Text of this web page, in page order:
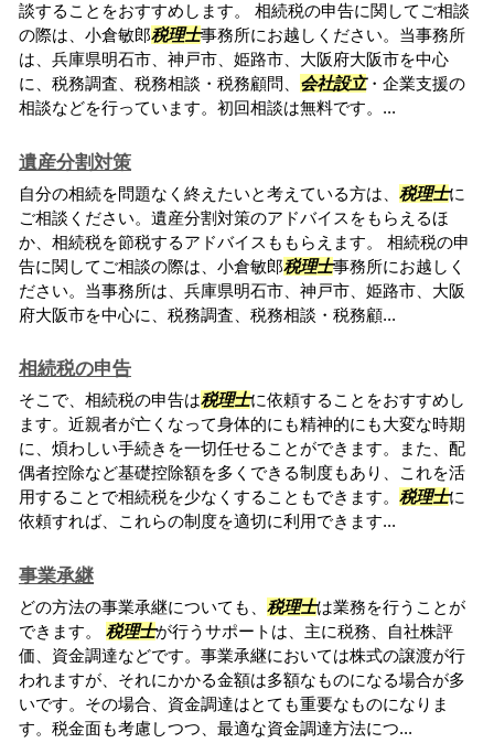
談することをおすすめします。 相続税の申告に関してご相談
の際は、小倉敏郎税理士事務所にお越しください。当事務所
は、兵庫県明石市、神戸市、姫路市、大阪府大阪市を中心
に、税務調査、税務相談・税務顧問、 会社設立・企業支援の
相談などを行っています。初回相談は無料です。...
遺産分割対策
自分の相続を問題なく終えたいと考えている方は、 税理士に
ご相談ください。遺産分割対策のアドバイスをもらえるほ
か、相続税を節税するアドバイスももらえます。 相続税の申
告に関してご相談の際は、小倉敏郎税理士事務所にお越しく
ださい。当事務所は、兵庫県明石市、神戸市、姫路市、大阪
府大阪市を中心に、税務調査、税務相談・税務顧...
相続税の申告
そこで、相続税の申告は税理士に依頼することをおすすめし
ます。近親者が亡くなって身体的にも精神的にも大変な時期
に、煩わしい手続きを一切任せることができます。また、配
偶者控除など基礎控除額を多くできる制度もあり、これを活
用することで相続税を少なくすることもできます。 税理士に
依頼すれば、これらの制度を適切に利用できます...
事業承継
どの方法の事業承継についても、 税理士は業務を行うことが
できます。 税理士が行うサポートは、主に税務、自社株評
価、資金調達などです。事業承継においては株式の譲渡が行
われますが、それにかかる金額は多額なものになる場合が多
いです。その場合、資金調達はとても重要なものになりま
す。税金面も考慮しつつ、最適な資金調達方法につ...